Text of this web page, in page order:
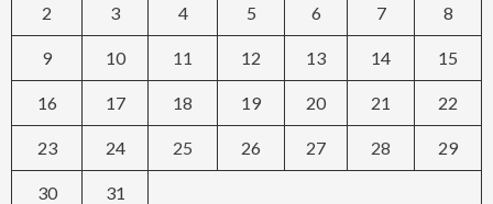
2 3 4 5 6 7 8
9 10 11 12 13 14 15
16 17 18 19 20 21 22
23 24 25 26 27 28 29
30 31